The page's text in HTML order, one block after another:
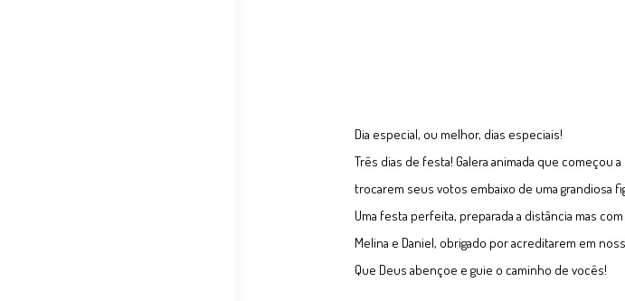
Dia especial, ou melhor, dias especiais!
Três dias de festa! Galera animada que começou
trocarem seus votos embaixo de uma grandiosa
Uma festa perfeita, preparada a distância mas
Melina e Daniel, obrigado por acreditarem em
Que Deus abençoe e guie o caminho de vocês!